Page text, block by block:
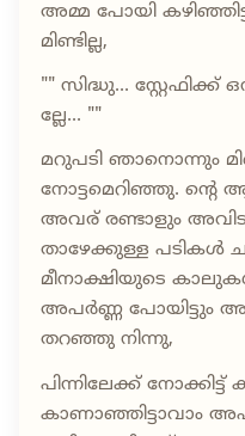
അമ്മ പോയി
മിണ്ടില്ല,
"" സിദ്ധു... സ്റ്റേഫിക്ക്
ല്ലേ... ""
മറുപടി ഞാനൊന്നും
നോട്ടമെറിഞ്ഞു. ന്റെ
അവര് രണ്ടാളും
താഴേക്കുള്ള പടികൾ
മീനാക്ഷിയുടെ
അപർണ്ണ പോയിട്ടും
തറഞ്ഞു നിന്നു,
പിന്നിലേക്ക്
കാണാഞ്ഞിട്ടാവാം